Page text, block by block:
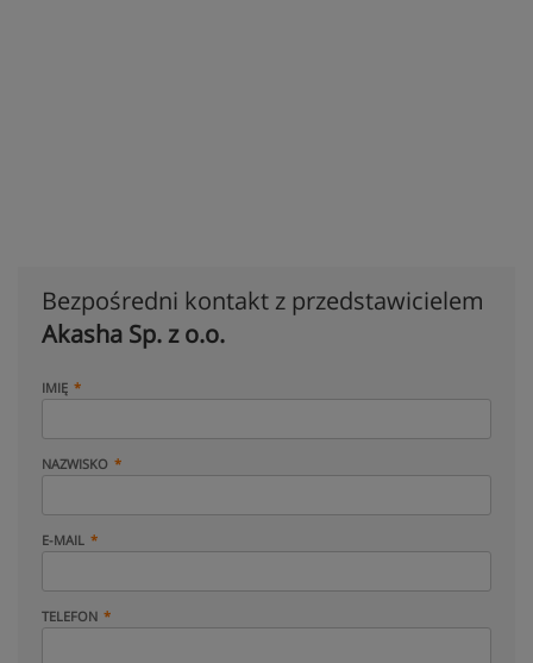
Bezpośredni kontakt z przedstawicielem
Akasha Sp. z o.o.
IMIĘ
NAZWISKO
E-MAIL
TELEFON